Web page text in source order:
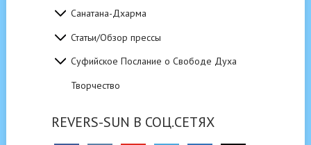
Санатана-Дхарма
Статьи/Обзор прессы
Суфийское Послание о Свободе Духа
Творчество
REVERS-SUN В СОЦ.СЕТЯХ